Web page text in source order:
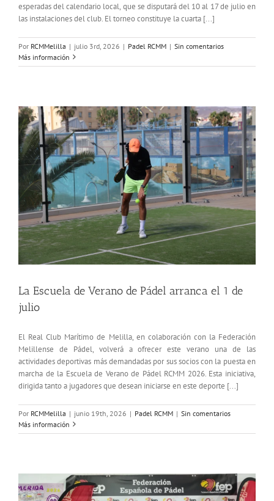
esperadas del calendario local, que se disputará del 10 al 17 de julio en
las instalaciones del club. El torneo constituye la cuarta [...]
Por RCMMelilla | julio 3rd, 2026 | Padel RCMM | Sin comentarios
Más información
La Escuela de Verano de Pádel arranca el 1 de
julio
El Real Club Marítimo de Melilla, en colaboración con la Federación
Melillense de Pádel, volverá a ofrecer este verano una de las
actividades deportivas más demandadas por sus socios con la puesta en
marcha de la Escuela de Verano de Pádel RCMM 2026. Esta iniciativa,
dirigida tanto a jugadores que desean iniciarse en este deporte [...]
Por RCMMelilla | junio 19th, 2026 | Padel RCMM | Sin comentarios
Más información